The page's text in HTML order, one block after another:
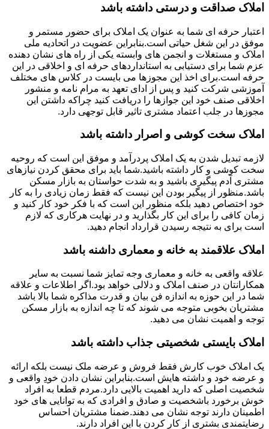
املاک صداقت و درستی داشته باشد
اعتبار حرفه ای شما به عنوان یک املاک برای حضور مستمر و
موفق در این شغل حیاتی است.بنابراین عضویت در اتحادیه ملی
املاک و مستغلات و انجمن های وابسته یکی از راه های نشان دهنده
عزم شما برای دستیابی به استانداردهای حرفه ای و اخلاقی در این
حرفه است.برای اخذ این مجوزها می بایست در کلاس های مختلف
آموزشی شرکت کنید و پس از ادای تعهد به مرام نامه و منشور
اخلاقی صنف خود این جوازها را دریافت کنید چراکه داشتن این
مجوزها در جلب اعتماد مشتری تاثیر قابل توجهی دارد.
املاک سخت کوشی و اصرار داشته باشد
لازمه تبدیل شدن به یک املاک پردرآمد و موفق این است که روحیه
سخت کوشی و کار داشته باشید.شما باید برای محقق کردن نیازهای
مشتری آدم پیگیری باشید و به شدت حواستان به بازار مسکن
باشد.منظور از پیگیر بودن این نیست که فقط زمان زیادی را به کار
خود اختصاص دهید بلکه منظور این است که با فکر خود کار کنید و
زمان کافی را برای این کار بگذارید و در نهایت هرکاری که لازم
است برای به نتیجه رسیدن قرارداد انجام دهید.
املاک علاقمند به خانه و معماری داشنه باشد
علاقه واقعی به خانه و معماری وجه تمایز شما نسبت به سایر
همکارانتان در صنف املاک و دلالی خواهد بود.اگر اطلاعات و علاقه
شما در این حوزه به اندازه فن بیان و قدرت مذاکره شما بالا باشد
مشتریان بخوبی متوجه می شوند که تا چه اندازه به بازار مسکن
توجه و اهمیت نشان می دهید.
املاک بایستی شخصیتی جذاب داشته باشد
یک املاک خوب کارش فقط فروش و عرضه ملک نیست بلکه ارائه
و عرضه خود و داشته هایش است.بنابراین نشان دادن خودِ واقعی و
شخصیت اصلی که دارید اهمیت بالایی دارد.مردم قطعا به افراد
خوش برخورد باشخصیت و صادق و افرادی که به توانایی های خود
اطمینان دارند توجه نشان می دهند.ضمنا مشتریان احساس
رضایتمندی بشتری از کار کردن با این افراد دارند.